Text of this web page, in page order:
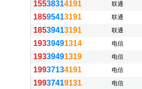
15538314191 联通
18595413191 联通
18539413191 联通
19339491314 电信
19339491319 电信
19937134191 电信
19937419131 电信